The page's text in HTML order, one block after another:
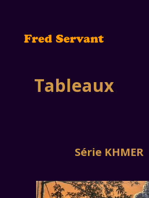
Tableaux
Série KHMER